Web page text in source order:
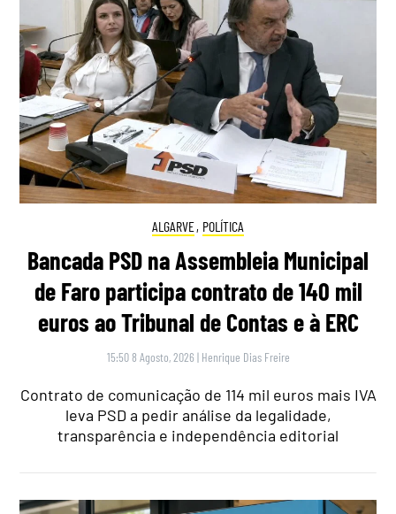
ALGARVE, POLÍTICA
Bancada PSD na Assembleia Municipal
de Faro participa contrato de 140 mil
euros ao Tribunal de Contas e à ERC
15:50 8 Agosto, 2026 | Henrique Dias Freire
Contrato de comunicação de 114 mil euros mais IVA
leva PSD a pedir análise da legalidade,
transparência e independência editorial